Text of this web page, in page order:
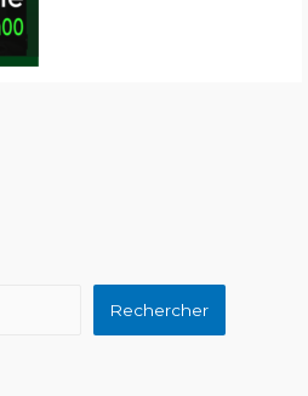
Rechercher